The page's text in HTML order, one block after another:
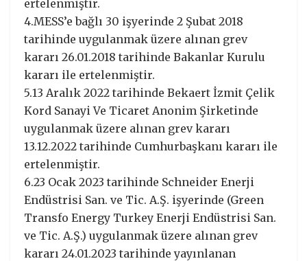
ertelenmiştir.
4.MESS’e bağlı 30 işyerinde 2 Şubat 2018
tarihinde uygulanmak üzere alınan grev
kararı 26.01.2018 tarihinde Bakanlar Kurulu
kararı ile ertelenmiştir.
5.13 Aralık 2022 tarihinde Bekaert İzmit Çelik
Kord Sanayi Ve Ticaret Anonim Şirketinde
uygulanmak üzere alınan grev kararı
13.12.2022 tarihinde Cumhurbaşkanı kararı ile
ertelenmiştir.
6.23 Ocak 2023 tarihinde Schneider Enerji
Endüstrisi San. ve Tic. A.Ş. işyerinde (Green
Transfo Energy Turkey Enerji Endüstrisi San.
ve Tic. A.Ş.) uygulanmak üzere alınan grev
kararı 24.01.2023 tarihinde yayınlanan